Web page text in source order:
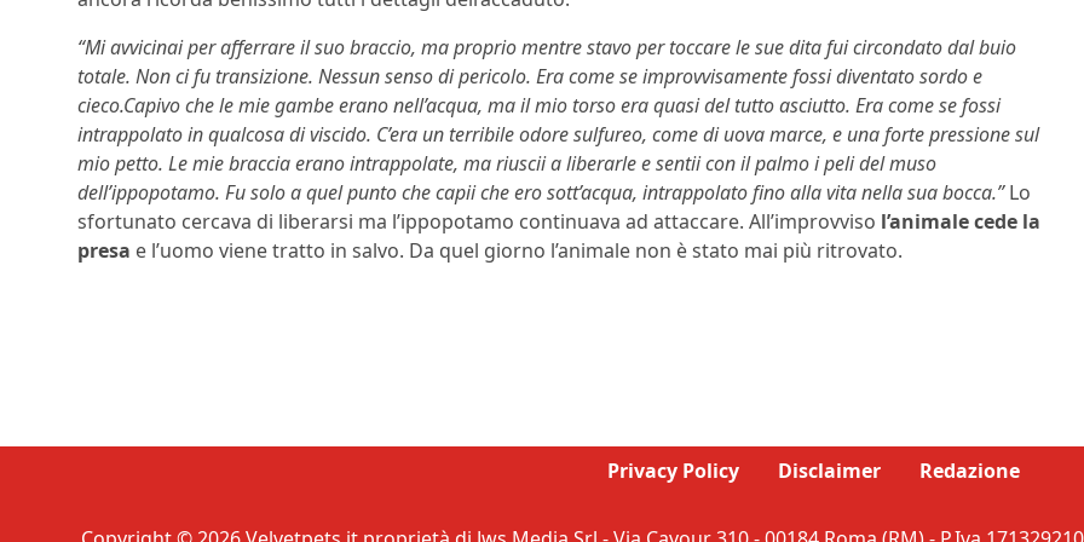
“Mi avvicinai per afferrare il suo braccio, ma proprio mentre stavo per toccare le sue dita fui circondato dal buio
totale. Non ci fu transizione. Nessun senso di pericolo. Era come se improvvisamente fossi diventato sordo e
cieco.Capivo che le mie gambe erano nell’acqua, ma il mio torso era quasi del tutto asciutto. Era come se fossi
intrappolato in qualcosa di viscido. C’era un terribile odore sulfureo, come di uova marce, e una forte pressione sul
mio petto. Le mie braccia erano intrappolate, ma riuscii a liberarle e sentii con il palmo i peli del muso
dell’ippopotamo. Fu solo a quel punto che capii che ero sott’acqua, intrappolato fino alla vita nella sua bocca.”Lo
sfortunato cercava di liberarsi ma l’ippopotamo continuava ad attaccare. All’improvviso l’animale cede la
presa e l’uomo viene tratto in salvo. Da quel giorno l’animale non è stato mai più ritrovato.
Privacy Policy Disclaimer Redazione